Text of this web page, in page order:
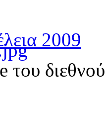
2009
του